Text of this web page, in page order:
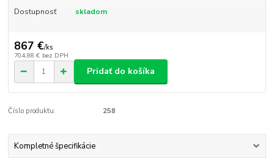
Dostupnosť skladom
867 €/ks
704,88 € bez DPH
Pridať do košíka
Číslo produktu: 258
Kompletné špecifikácie